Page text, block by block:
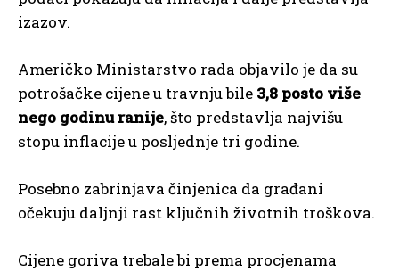
izazov.
Američko Ministarstvo rada objavilo je da su
potrošačke cijene u travnju bile 3,8 posto više
nego godinu ranije, što predstavlja najvišu
stopu inflacije u posljednje tri godine.
Posebno zabrinjava činjenica da građani
očekuju daljnji rast ključnih životnih troškova.
Cijene goriva trebale bi prema procjenama